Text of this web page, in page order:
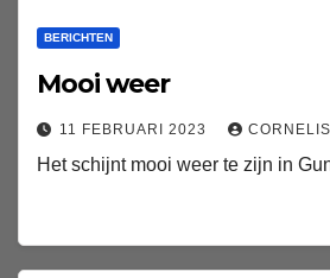
BERICHTEN
Mooi weer
11 FEBRUARI 2023 CORNELIS
Het schijnt mooi weer te zijn in